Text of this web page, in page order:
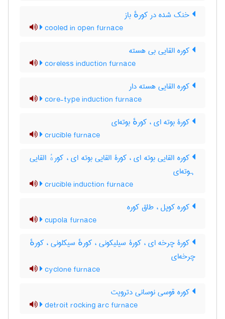
خنک شده در کورهٔ باز
cooled in open furnace
کوره القایی بی هسته
coreless induction furnace
کوره القایی هسته دار
core-type induction furnace
کورۀ بوته ای ، کورهٔ بوته‌ای
crucible furnace
کوره القایی بوته ای ، کورۀ القایی بوته ای ، کورهٔ القایی
ہوته‌ای
crucible induction furnace
کوره کوپل ، طاق کوره
cupola furnace
کورۀ چرخه ای ، کورۀ سیلیکونی ، کورهٔ سیکلونی ، کورهٔ
چرخه‌ای
cyclone furnace
کوره قوسی نوسانی دترویت
detroit rocking arc furnace